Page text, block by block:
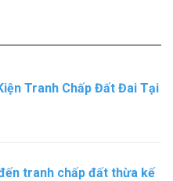
Tranh Chấp Đất Đai Tại
tranh chấp đất thừa kế